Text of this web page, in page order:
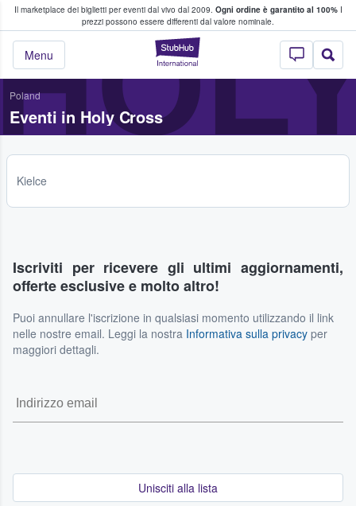
Il marketplace dei biglietti per eventi dal vivo dal 2009. Ogni ordine è garantito al 100%I
prezzi possono essere differenti dal valore nominale.
StubHub - Dove
Menu
fan comprano e vendono biglietti
Poland
Eventi in Holy Cross
Kielce
Iscriviti per ricevere gli ultimi aggiornamenti,
offerte esclusive e molto altro!
Puoi annullare l'iscrizione in qualsiasi momento utilizzando il link
nelle nostre email. Leggi la nostra Informativa sulla privacy per
maggiori dettagli.
Unisciti alla lista